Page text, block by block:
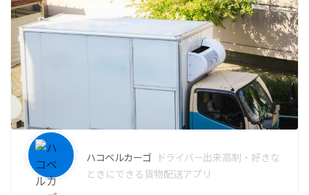
ハコベルカーゴ ドライバー出来高制・好きな
ときにできる貨物配送アプリ